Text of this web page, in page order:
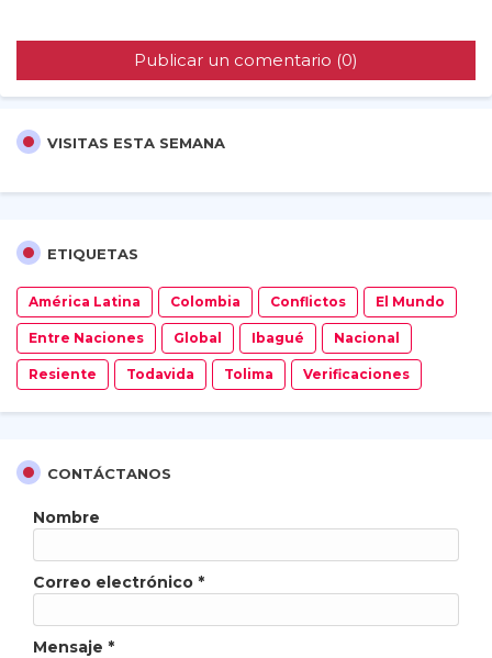
Publicar un comentario (0)
VISITAS ESTA SEMANA
ETIQUETAS
América Latina Colombia Conflictos El Mundo
Entre Naciones Global Ibagué Nacional
Resiente Todavida Tolima Verificaciones
CONTÁCTANOS
Nombre
Correo electrónico *
Mensaje *